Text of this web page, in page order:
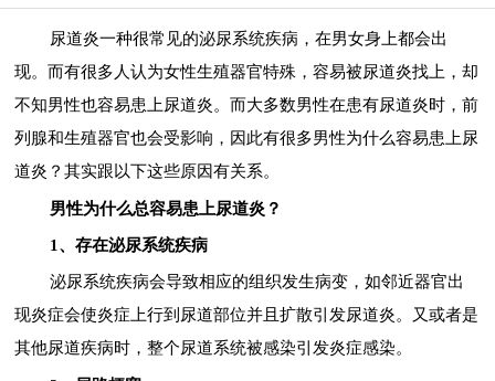
尿道炎一种很常见的泌尿系统疾病，在男女身上都会出
现。而有很多人认为女性生殖器官特殊，容易被尿道炎找上，却
不知男性也容易患上尿道炎。而大多数男性在患有尿道炎时，前
列腺和生殖器官也会受影响，因此有很多男性为什么容易患上尿
道炎？其实跟以下这些原因有关系。
男性为什么总容易患上尿道炎？
1、存在泌尿系统疾病
泌尿系统疾病会导致相应的组织发生病变，如邻近器官出
现炎症会使炎症上行到尿道部位并且扩散引发尿道炎。又或者是
其他尿道疾病时，整个尿道系统被感染引发炎症感染。